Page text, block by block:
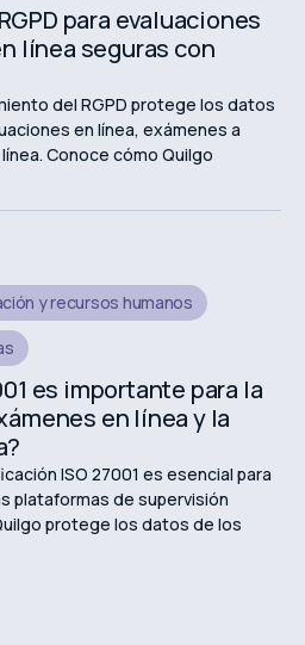
para evaluaciones
línea seguras con
del RGPD protege los datos
en línea, exámenes a
Conoce cómo Quilgo
y recursos humanos
es importante para la
en línea y la
ISO 27001 es esencial para
plataformas de supervisión
protege los datos de los